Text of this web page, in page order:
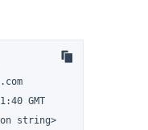
GMT
string>